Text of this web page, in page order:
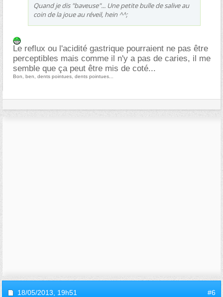
Quand je dis "baveuse"... Une petite bulle de salive au
coin de la joue au réveil, hein ^^;
Le reflux ou l'acidité gastrique pourraient ne pas être
perceptibles mais comme il n'y a pas de caries, il me
semble que ça peut être mis de coté...
Bon, ben, dents pointues, dents pointues...
18/05/2013, 19h51 #6